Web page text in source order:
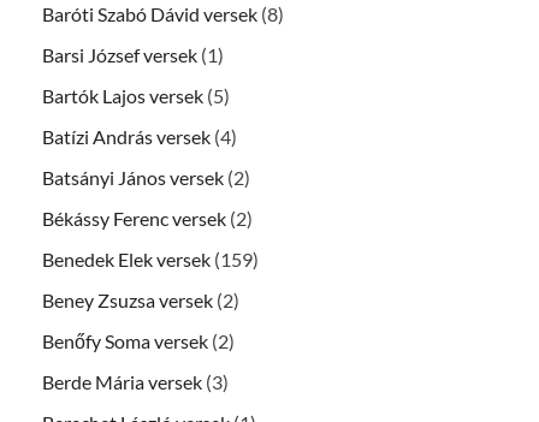
Baróti Szabó Dávid versek (8)
Barsi József versek (1)
Bartók Lajos versek (5)
Batízi András versek (4)
Batsányi János versek (2)
Békássy Ferenc versek (2)
Benedek Elek versek (159)
Beney Zsuzsa versek (2)
Benőfy Soma versek (2)
Berde Mária versek (3)